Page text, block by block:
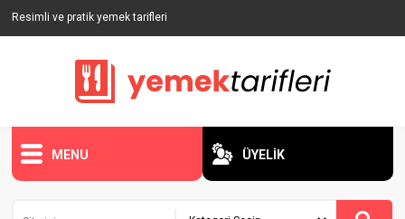
Resimli ve pratik yemek tarifleri
MENU ÜYELİK